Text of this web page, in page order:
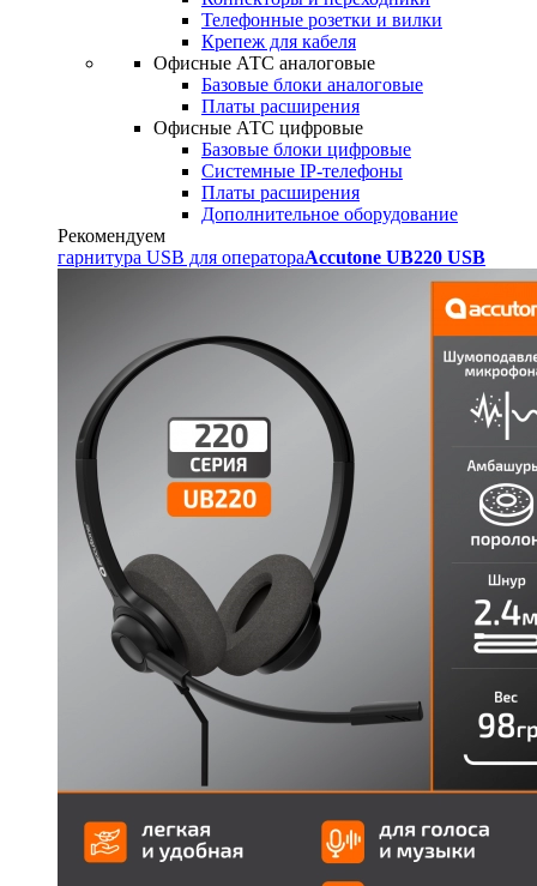
Телефонные розетки и вилки
Крепеж для кабеля
Офисные АТС аналоговые
Базовые блоки аналоговые
Платы расширения
Офисные АТС цифровые
Базовые блоки цифровые
Системные IP-телефоны
Платы расширения
Дополнительное оборудование
Рекомендуем
гарнитура USB для оператораAccutone UB220 USB